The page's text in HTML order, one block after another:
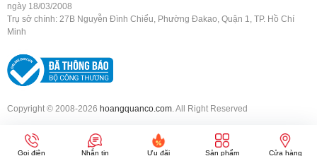
ngày 18/03/2008
Trụ sở chính: 27B Nguyễn Đình Chiểu, Phường Đakao, Quận 1, TP. Hồ Chí
Minh
Copyright © 2008-2026 hoangquanco.com. All Right Reserved
Gọi điện Nhắn tin Ưu đãi Sản phẩm Cửa hàng